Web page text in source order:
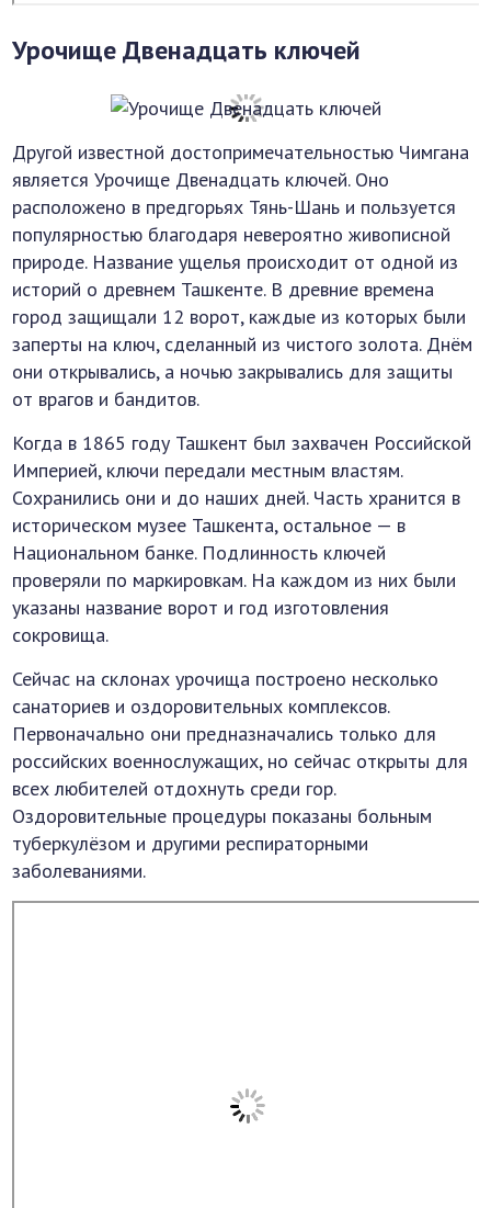
Урочище Двенадцать ключей
Другой известной достопримечательностью Чимгана
является Урочище Двенадцать ключей. Оно
расположено в предгорьях Тянь-Шань и пользуется
популярностью благодаря невероятно живописной
природе. Название ущелья происходит от одной из
историй о древнем Ташкенте. В древние времена
город защищали 12 ворот, каждые из которых были
заперты на ключ, сделанный из чистого золота. Днём
они открывались, а ночью закрывались для защиты
от врагов и бандитов.
Когда в 1865 году Ташкент был захвачен Российской
Империей, ключи передали местным властям.
Сохранились они и до наших дней. Часть хранится в
историческом музее Ташкента, остальное — в
Национальном банке. Подлинность ключей
проверяли по маркировкам. На каждом из них были
указаны название ворот и год изготовления
сокровища.
Сейчас на склонах урочища построено несколько
санаториев и оздоровительных комплексов.
Первоначально они предназначались только для
российских военнослужащих, но сейчас открыты для
всех любителей отдохнуть среди гор.
Оздоровительные процедуры показаны больным
туберкулёзом и другими респираторными
заболеваниями.